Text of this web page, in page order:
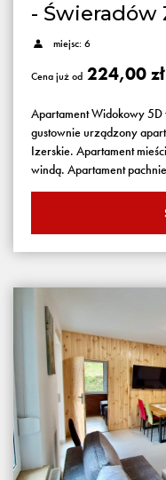
- Świeradów
miejsc: 6
Cena już od 224,00 zł
Apartament Widokowy
gustownie urządzony
Izerskie. Apartament
windą. Apartament